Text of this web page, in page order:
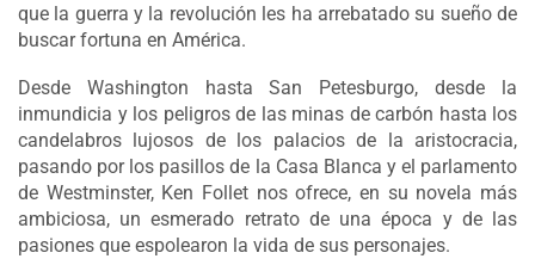
que la guerra y la revolución les ha arrebatado su sueño de
buscar fortuna en América.
Desde Washington hasta San Petesburgo, desde la
inmundicia y los peligros de las minas de carbón hasta los
candelabros lujosos de los palacios de la aristocracia,
pasando por los pasillos de la Casa Blanca y el parlamento
de Westminster, Ken Follet nos ofrece, en su novela más
ambiciosa, un esmerado retrato de una época y de las
pasiones que espolearon la vida de sus personajes.